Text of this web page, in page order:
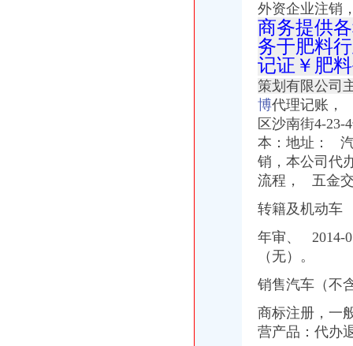
外资企业注销
商务提供
务于肥料
记证￥肥
策划有限公司
博代理记账，
区沙南街4-
本：地址： 汽
销，本公司代
流程， 五金
转籍及机动车
年审、 2014-
（无）。
销售汽车（不
商标注册，一
营产品：代办